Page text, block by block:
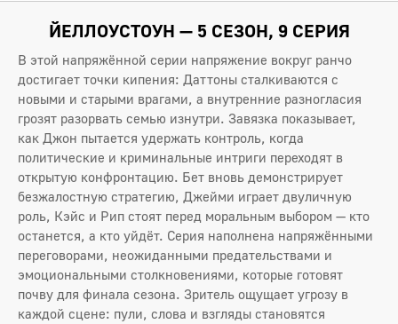
ЙЕЛЛОУСТОУН — 5 СЕЗОН, 9 СЕРИЯ
В этой напряжённой серии напряжение вокруг ранчо
достигает точки кипения: Даттоны сталкиваются с
новыми и старыми врагами, а внутренние разногласия
грозят разорвать семью изнутри. Завязка показывает,
как Джон пытается удержать контроль, когда
политические и криминальные интриги переходят в
открытую конфронтацию. Бет вновь демонстрирует
безжалостную стратегию, Джейми играет двуличную
роль, Кэйс и Рип стоят перед моральным выбором — кто
останется, а кто уйдёт. Серия наполнена напряжёнными
переговорами, неожиданными предательствами и
эмоциональными столкновениями, которые готовят
почву для финала сезона. Зритель ощущает угрозу в
каждой сцене: пули, слова и взгляды становятся